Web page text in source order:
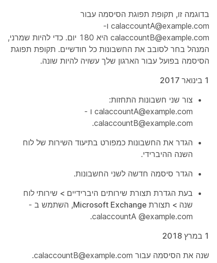
בדוגמה זו, תקופת תפוגת הסיסמה עבור
calaccountA@example.com ו-
calaccountB@example.com היא 180 יום. כדי להיות שמרני,
המנהל בחר לסובב את החשבונות כל חודשיים. תקופת תפוגת
הסיסמה בפועל עבור הארגון שלך עשויה להיות שונה.
1 בינואר 2017
צור שני חשבונות התחזות:
calaccountA@example.com ו -
calaccountB@example.com.
הגדר את החשבונות כמפורט בתיעוד השירות של לוח
השנה ההיברידי.
הגדר סיסמה חדשה לשני החשבונות.
בעת הגדרת תצורת שירותים היברידיים > שירותי לוח
שנה > תצורת Microsoft Exchange
, השתמש ב -
calaccountA @example.com.
1 במרץ 2018
שנה את הסיסמה עבור calaccountB@example.com.